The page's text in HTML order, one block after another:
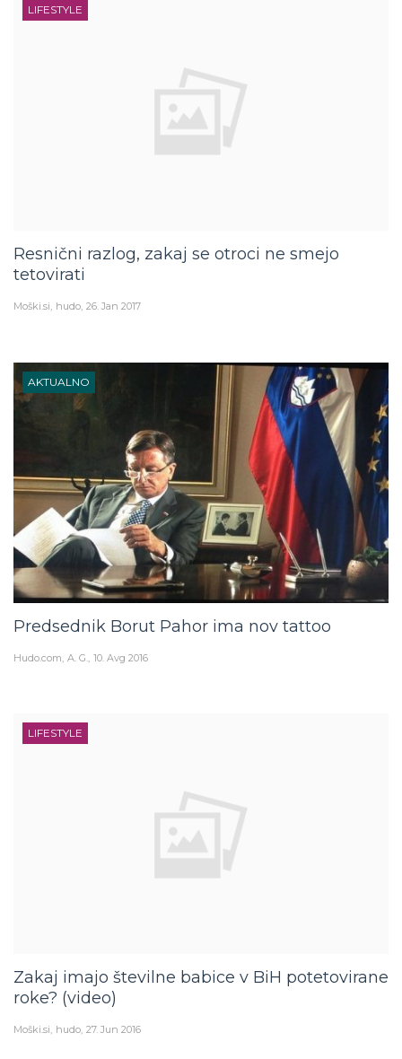
LIFESTYLE
Resnični razlog, zakaj se otroci ne smejo
tetovirati
Moški.si hudo 26. Jan 2017
AKTUALNO
Predsednik Borut Pahor ima nov tattoo
Hudo.com A. G. 10. Avg 2016
LIFESTYLE
Zakaj imajo številne babice v BiH potetovirane
roke? (video)
Moški.si hudo 27. Jun 2016